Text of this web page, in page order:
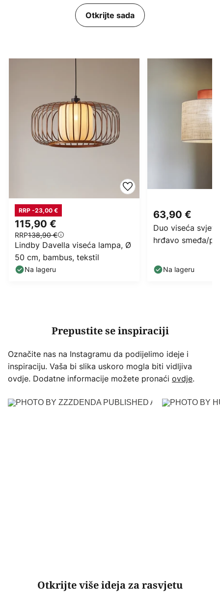
Otkrijte sada
115,90 €
RRP138,90 €
RRP -23,00 €
Lindby Davella viseća lampa, Ø
50 cm, bambus, tekstil
Na lageru
63,90 €
Duo viseća
hrđavo smeđa/
Na lageru
Prepustite se inspiraciji
Označite nas na Instagramu da podijelimo ideje i
inspiraciju. Vaša bi slika uskoro mogla biti vidljiva
ovdje. Dodatne informacije možete pronaći ovdje.
Otkrijte više ideja za rasvjetu